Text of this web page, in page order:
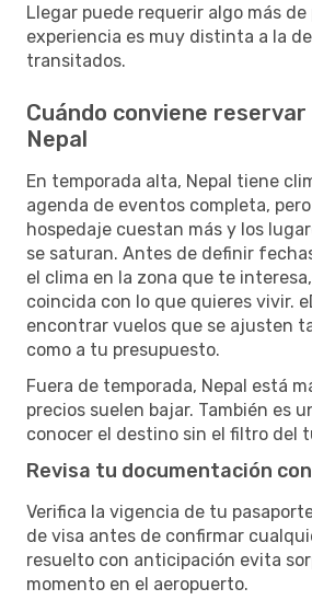
Llegar puede requerir algo más de
experiencia es muy distinta a la
transitados.
Cuándo conviene reservar
Nepal
En temporada alta, Nepal tiene
agenda de eventos completa,
hospedaje cuestan más y los
se saturan. Antes de definir
el clima en la zona que te
coincida con lo que quieres vivir.
encontrar vuelos que se ajusten
como a tu presupuesto.
Fuera de temporada, Nepal está
precios suelen bajar. También es
conocer el destino sin el filtro del
Revisa tu documentación
Verifica la vigencia de tu
de visa antes de confirmar
resuelto con anticipación evita
momento en el aeropuerto.